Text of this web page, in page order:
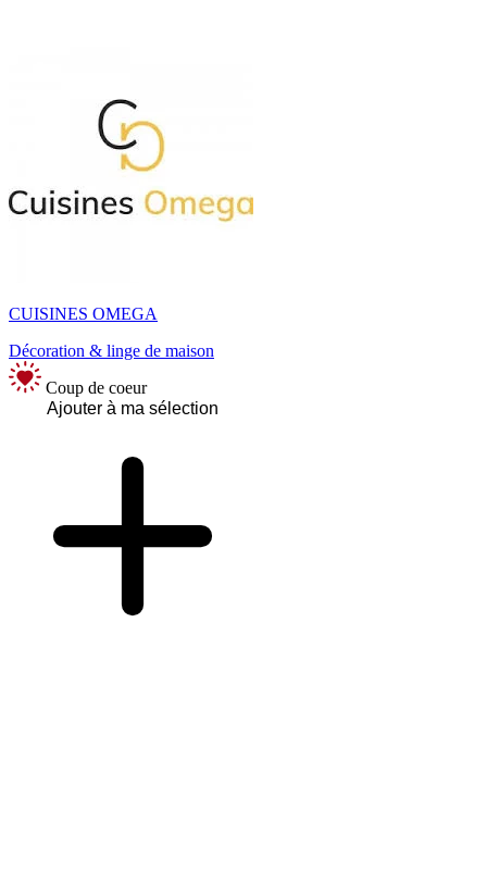
CUISINES OMEGA
Décoration & linge de maison
Coup de coeur
Ajouter à ma sélection